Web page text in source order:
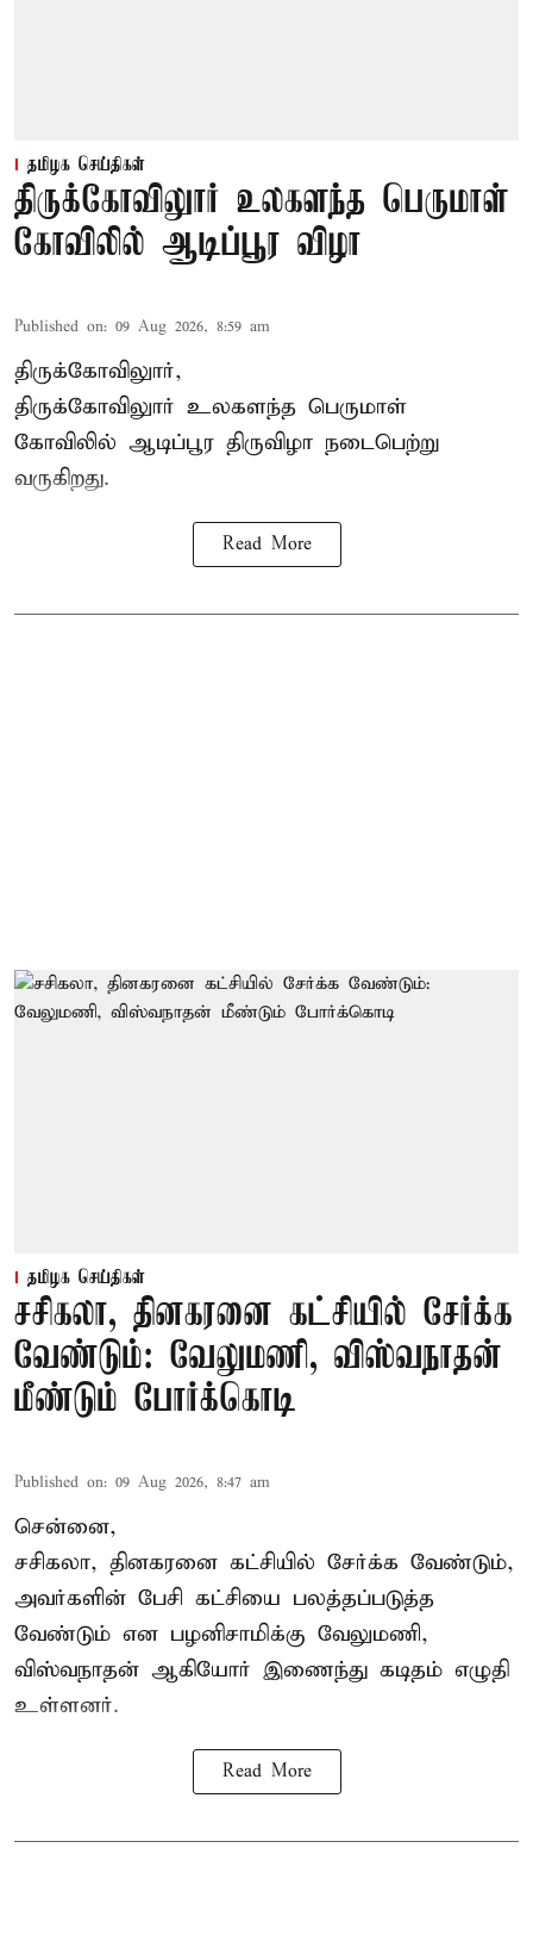
தமிழக செய்திகள்
திருக்கோவிலுார் உலகளந்த பெருமாள்
கோவிலில் ஆடிப்பூர விழா
Published on: 09 Aug 2026, 8:59 am
திருக்கோவிலுார்,
திருக்கோவிலுார் உலகளந்த பெருமாள்
கோவிலில் ஆடிப்பூர திருவிழா நடைபெற்று
வருகிறது.
Read More
தமிழக செய்திகள்
சசிகலா, தினகரனை கட்சியில் சேர்க்க
வேண்டும்: வேலுமணி, விஸ்வநாதன்
மீண்டும் போர்க்கொடி
Published on: 09 Aug 2026, 8:47 am
சென்னை,
சசிகலா, தினகரனை கட்சியில் சேர்க்க வேண்டும்,
அவர்களின் பேசி கட்சியை பலத்தப்படுத்த
வேண்டும் என பழனிசாமிக்கு வேலுமணி,
விஸ்வநாதன் ஆகியோர் இணைந்து கடிதம் எழுதி
உள்ளனர்.
Read More